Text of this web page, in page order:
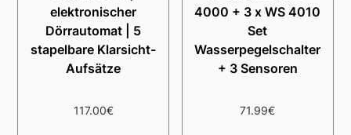
elektronischer
Dörrautomat | 5
stapelbare Klarsicht-
Aufsätze
117.00€
4000 + 3 x WS 4010
Set
Wasserpegelschalter
+ 3 Sensoren
71.99€